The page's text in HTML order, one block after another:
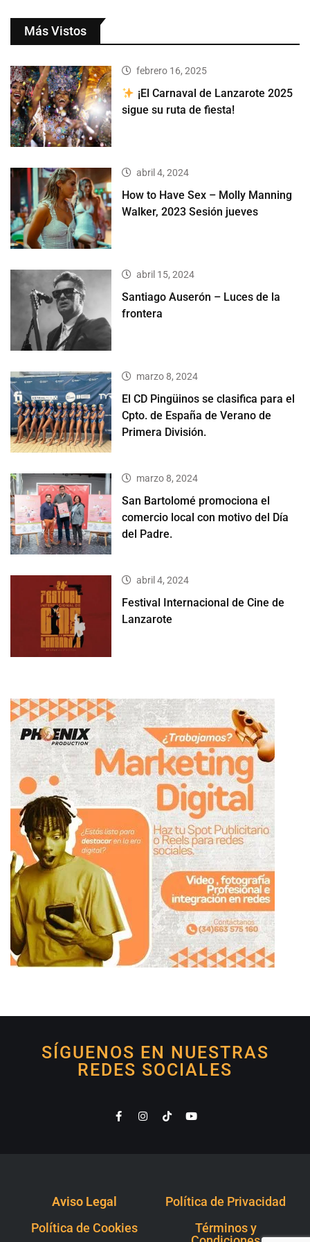
Más Vistos
febrero 16, 2025
¡El Carnaval de Lanzarote 2025
sigue su ruta de fiesta!
abril 4, 2024
How to Have Sex – Molly Manning
Walker, 2023 Sesión jueves
abril 15, 2024
Santiago Auserón – Luces de la
frontera
marzo 8, 2024
El CD Pingüinos se clasifica para el
Cpto. de España de Verano de
Primera División.
marzo 8, 2024
San Bartolomé promociona el
comercio local con motivo del Día
del Padre.
abril 4, 2024
Festival Internacional de Cine de
Lanzarote
SÍGUENOS EN NUESTRAS
REDES SOCIALES
Aviso Legal
Política de Privacidad
Política de Cookies
Términos y